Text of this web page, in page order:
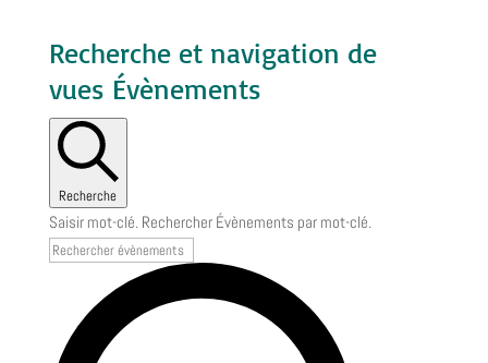
Recherche et navigation de
vues Évènements
Recherche
Saisir mot-clé. Rechercher Évènements par mot-clé.